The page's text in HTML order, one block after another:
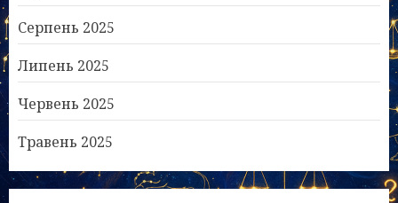
Серпень 2025
Липень 2025
Червень 2025
Травень 2025